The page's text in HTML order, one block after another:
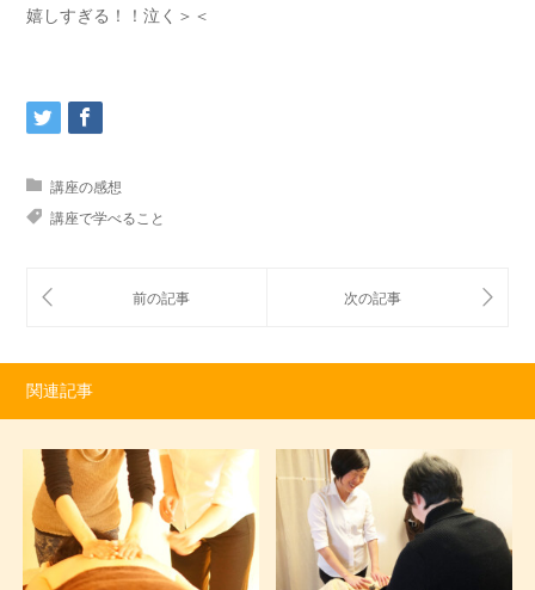
嬉しすぎる！！泣く＞＜
講座の感想
講座で学べること
関連記事